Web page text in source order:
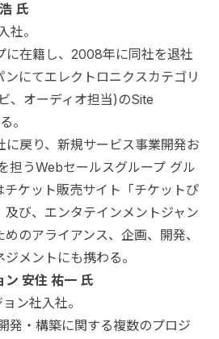
氏
社。
に在籍し、2008年に同社を退社
にてエレクトロニクスカテゴリ
、オーディオ担当)のSite
。
に戻り、新規サービス事業開発お
担うWebセールスグループ グル
チケット販売サイト「チケットぴ
及び、エンタテインメントジャン
のアライアンス、企画、開発、
メントにも携わる。
ン 安住 祐一 氏
ン社入社。
発・構築に関する複数のプロジ